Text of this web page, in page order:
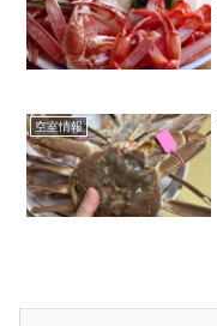
空室情報